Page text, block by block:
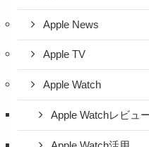
Apple News
Apple TV
Apple Watch
Apple Watchレビュ